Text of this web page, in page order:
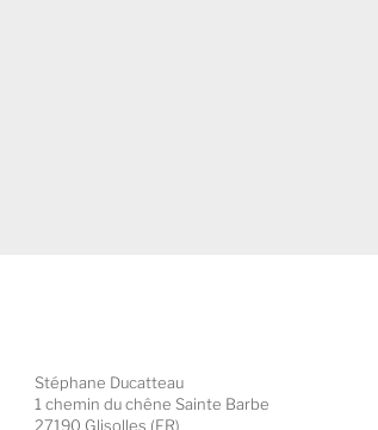
Stéphane Ducatteau
1 chemin du chêne Sainte Barbe
27190 Glisolles (FR)